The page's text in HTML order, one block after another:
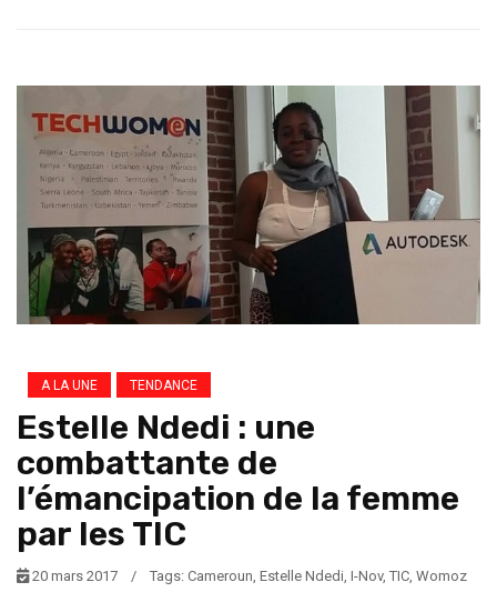
A LA UNE TENDANCE
Estelle Ndedi : une
combattante de
l’émancipation de la femme
par les TIC
20 mars 2017 / Tags: Cameroun Estelle Ndedi I-Nov, TIC Womoz